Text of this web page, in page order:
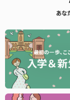
あな